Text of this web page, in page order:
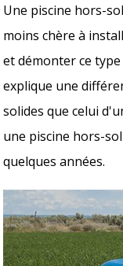
Une piscine hors-
moins chère à
et démonter ce
explique une
solides que celui
une piscine hors-
quelques années.